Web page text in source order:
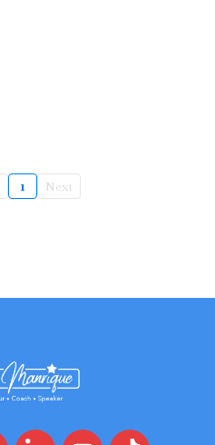
1 Next